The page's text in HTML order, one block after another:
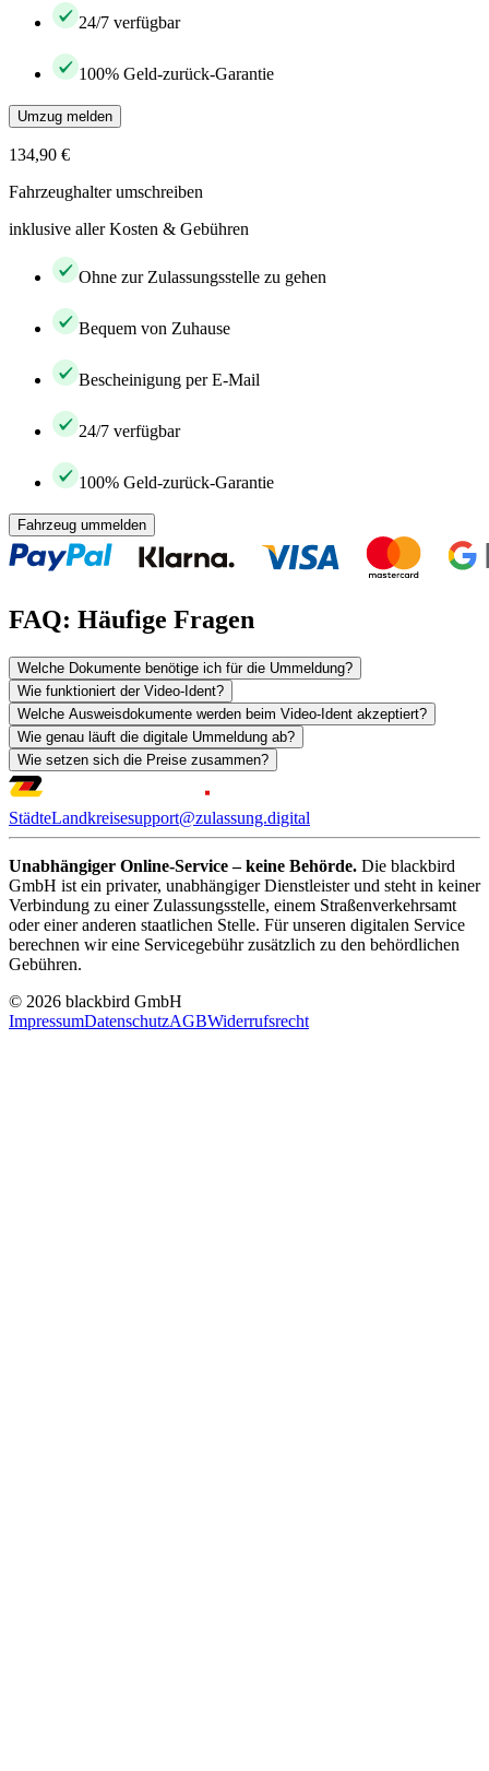
24/7 verfügbar
100% Geld-zurück-Garantie
Umzug melden
134,90 €
Fahrzeughalter umschreiben
inklusive aller Kosten & Gebühren
Ohne zur Zulassungsstelle zu gehen
Bequem von Zuhause
Bescheinigung per E-Mail
24/7 verfügbar
100% Geld-zurück-Garantie
Fahrzeug ummelden
FAQ: Häufige Fragen
Welche Dokumente benötige ich für die Ummeldung?
Wie funktioniert der Video-Ident?
Welche Ausweisdokumente werden beim Video-Ident akzeptiert?
Wie genau läuft die digitale Ummeldung ab?
Wie setzen sich die Preise zusammen?
StädteLandkreisesupport@zulassung.digital
Unabhängiger Online-Service – keine Behörde. Die blackbird
GmbH ist ein privater, unabhängiger Dienstleister und steht in keiner
Verbindung zu einer Zulassungsstelle, einem Straßenverkehrsamt
oder einer anderen staatlichen Stelle. Für unseren digitalen Service
berechnen wir eine Servicegebühr zusätzlich zu den behördlichen
Gebühren.
© 2026 blackbird GmbH
ImpressumDatenschutzAGBWiderrufsrecht